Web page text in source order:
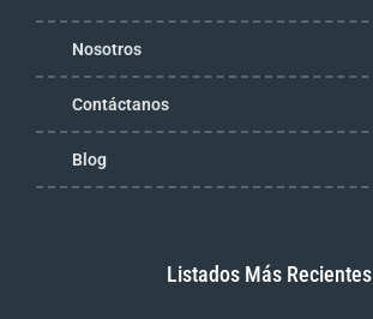
Nosotros
Contáctanos
Blog
Listados Más Recientes